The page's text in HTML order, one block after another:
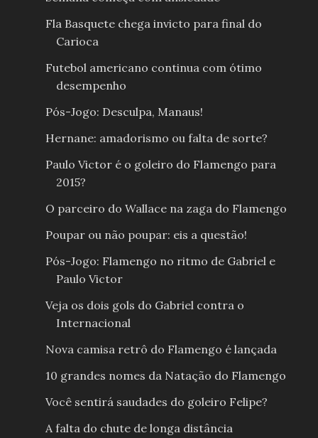
Fla Basquete chega invicto para final do
Carioca
Futebol americano continua com ótimo
desempenho
Pós-Jogo: Desculpa, Manaus!
Hernane: amadorismo ou falta de sorte?
Paulo Victor é o goleiro do Flamengo para
2015?
O parceiro do Wallace na zaga do Flamengo
Poupar ou não poupar: eis a questão!
Pós-Jogo: Flamengo no ritmo de Gabriel e
Paulo Victor
Veja os dois gols do Gabriel contra o
Internacional
Nova camisa retrô do Flamengo é lançada
10 grandes nomes da Natação do Flamengo
Você sentirá saudades do goleiro Felipe?
A falta do chute de longa distância